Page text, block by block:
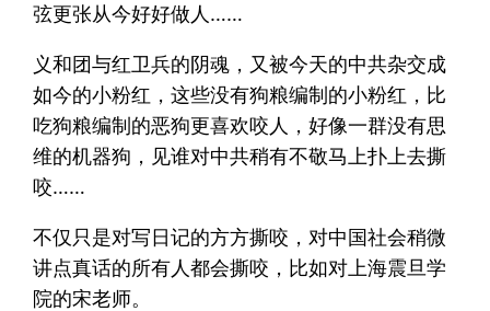
弦更张从今好好做人……
义和团与红卫兵的阴魂，又被今天的中共杂交成
如今的小粉红，这些没有狗粮编制的小粉红，比
吃狗粮编制的恶狗更喜欢咬人，好像一群没有思
维的机器狗，见谁对中共稍有不敬马上扑上去撕
咬……
不仅只是对写日记的方方撕咬，对中国社会稍微
讲点真话的所有人都会撕咬，比如对上海震旦学
院的宋老师。